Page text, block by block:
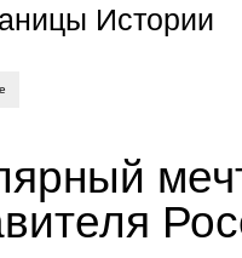
Истории